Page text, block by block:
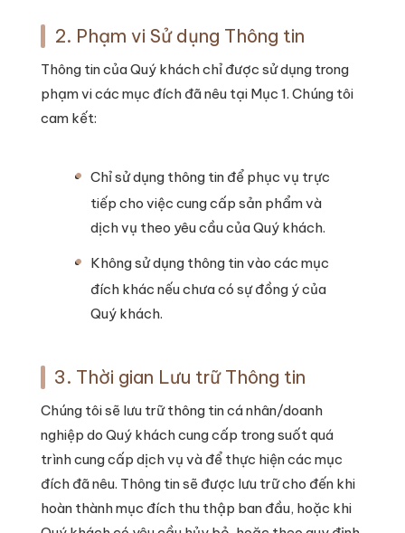
2. Phạm vi Sử dụng Thông tin
Thông tin của Quý khách chỉ được sử dụng trong
phạm vi các mục đích đã nêu tại Mục 1. Chúng tôi
cam kết:
Chỉ sử dụng thông tin để phục vụ trực
tiếp cho việc cung cấp sản phẩm và
dịch vụ theo yêu cầu của Quý khách.
Không sử dụng thông tin vào các mục
đích khác nếu chưa có sự đồng ý của
Quý khách.
3. Thời gian Lưu trữ Thông tin
Chúng tôi sẽ lưu trữ thông tin cá nhân/doanh
nghiệp do Quý khách cung cấp trong suốt quá
trình cung cấp dịch vụ và để thực hiện các mục
đích đã nêu. Thông tin sẽ được lưu trữ cho đến khi
hoàn thành mục đích thu thập ban đầu, hoặc khi